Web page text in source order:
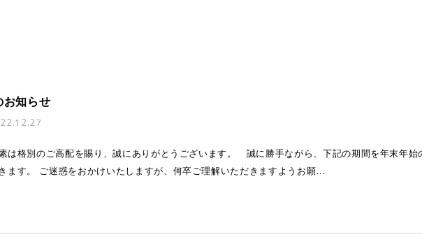
お知らせ
は格別のご高配を賜り、誠にありがとうございます。 誠に勝手ながら、下記の期間を年末年始
ます。 ご迷惑をおかけいたしますが、何卒ご理解いただきますようお願…